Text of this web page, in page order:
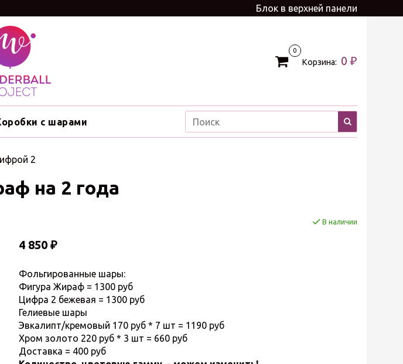
Блок в верхней панели
0
Корзина: 0 ₽
с шарами
2
на 2 года
В наличии
4 850 ₽
Фольгированные шары:
Фигура Жираф = 1300 руб
Цифра 2 бежевая = 1300 руб
Гелиевые шары
Эвкалипт/кремовый 170 руб * 7 шт = 1190 руб
Хром золото 220 руб * 3 шт = 660 руб
Доставка = 400 руб